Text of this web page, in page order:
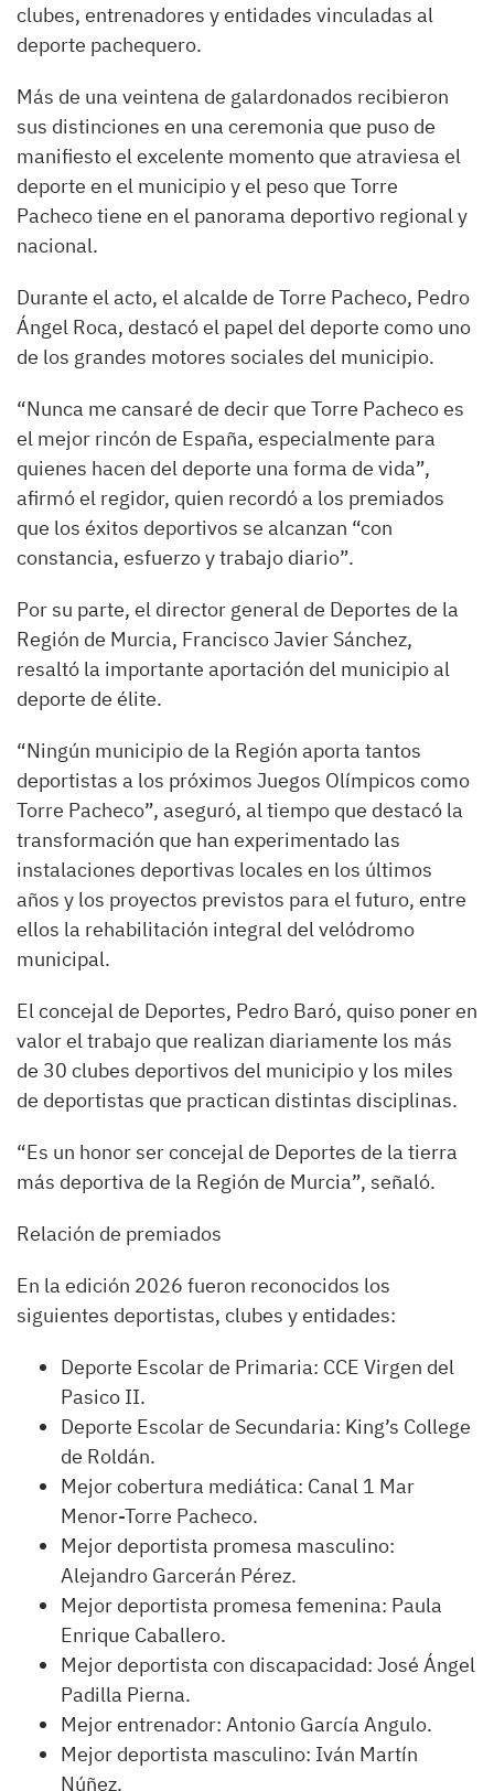
clubes, entrenadores y entidades vinculadas al
deporte pachequero.
Más de una veintena de galardonados recibieron
sus distinciones en una ceremonia que puso de
manifiesto el excelente momento que atraviesa el
deporte en el municipio y el peso que Torre
Pacheco tiene en el panorama deportivo regional y
nacional.
Durante el acto, el alcalde de Torre Pacheco, Pedro
Ángel Roca, destacó el papel del deporte como uno
de los grandes motores sociales del municipio.
“Nunca me cansaré de decir que Torre Pacheco es
el mejor rincón de España, especialmente para
quienes hacen del deporte una forma de vida”,
afirmó el regidor, quien recordó a los premiados
que los éxitos deportivos se alcanzan “con
constancia, esfuerzo y trabajo diario”.
Por su parte, el director general de Deportes de la
Región de Murcia, Francisco Javier Sánchez,
resaltó la importante aportación del municipio al
deporte de élite.
“Ningún municipio de la Región aporta tantos
deportistas a los próximos Juegos Olímpicos como
Torre Pacheco”, aseguró, al tiempo que destacó la
transformación que han experimentado las
instalaciones deportivas locales en los últimos
años y los proyectos previstos para el futuro, entre
ellos la rehabilitación integral del velódromo
municipal.
El concejal de Deportes, Pedro Baró, quiso poner en
valor el trabajo que realizan diariamente los más
de 30 clubes deportivos del municipio y los miles
de deportistas que practican distintas disciplinas.
“Es un honor ser concejal de Deportes de la tierra
más deportiva de la Región de Murcia”, señaló.
Relación de premiados
En la edición 2026 fueron reconocidos los
siguientes deportistas, clubes y entidades:
Deporte Escolar de Primaria: CCE Virgen del
Pasico II.
Deporte Escolar de Secundaria: King’s College
de Roldán.
Mejor cobertura mediática: Canal 1 Mar
Menor-Torre Pacheco.
Mejor deportista promesa masculino:
Alejandro Garcerán Pérez.
Mejor deportista promesa femenina: Paula
Enrique Caballero.
Mejor deportista con discapacidad: José Ángel
Padilla Pierna.
Mejor entrenador: Antonio García Angulo.
Mejor deportista masculino: Iván Martín
Núñez.